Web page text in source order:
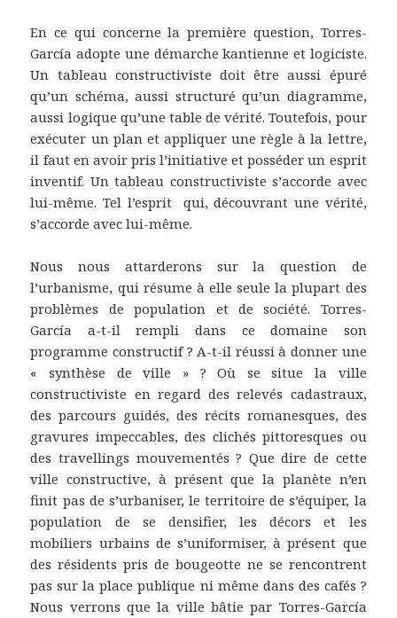
En ce qui concerne la première question, Torres-
García adopte une démarche kantienne et logiciste.
Un tableau constructiviste doit être aussi épuré
qu’un schéma, aussi structuré qu’un diagramme,
aussi logique qu’une table de vérité. Toutefois, pour
exécuter un plan et appliquer une règle à la lettre,
il faut en avoir pris l’initiative et posséder un esprit
inventif. Un tableau constructiviste s’accorde avec
lui-même. Tel l’esprit qui, découvrant une vérité,
s’accorde avec lui-même.
Nous nous attarderons sur la question de
l’urbanisme, qui résume à elle seule la plupart des
problèmes de population et de société. Torres-
García a-t-il rempli dans ce domaine son
programme constructif ? A-t-il réussi à donner une
« synthèse de ville » ? Où se situe la ville
constructiviste en regard des relevés cadastraux,
des parcours guidés, des récits romanesques, des
gravures impeccables, des clichés pittoresques ou
des travellings mouvementés ? Que dire de cette
ville constructive, à présent que la planète n’en
finit pas de s’urbaniser, le territoire de s’équiper, la
population de se densifier, les décors et les
mobiliers urbains de s’uniformiser, à présent que
des résidents pris de bougeotte ne se rencontrent
pas sur la place publique ni même dans des cafés ?
Nous verrons que la ville bâtie par Torres-García